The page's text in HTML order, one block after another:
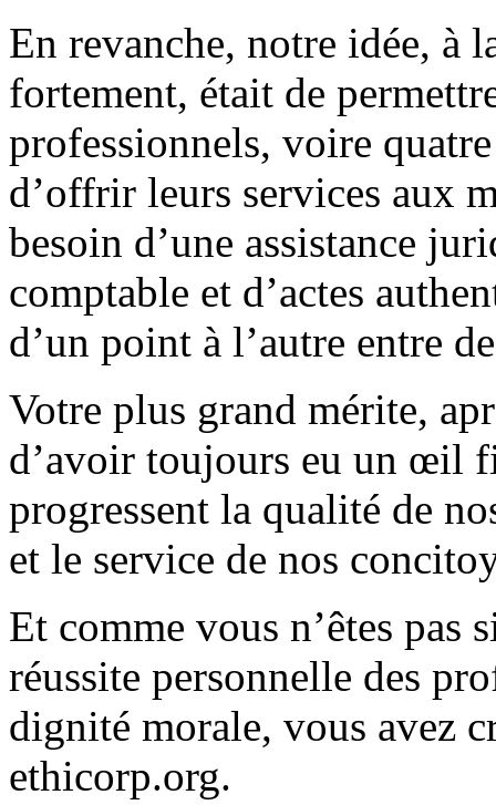
En revanche, notre idée, à
fortement, était de
professionnels, voire
d’offrir leurs services aux
besoin d’une assistance
comptable et d’actes
d’un point à l’autre entre
Votre plus grand mérite,
d’avoir toujours eu un œil
progressent la qualité de
et le service de nos
Et comme vous n’êtes pas
réussite personnelle des
dignité morale, vous avez
ethicorp.org.